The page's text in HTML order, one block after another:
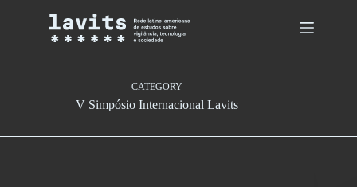
CATEGORY
V Simpósio Internacional Lavits